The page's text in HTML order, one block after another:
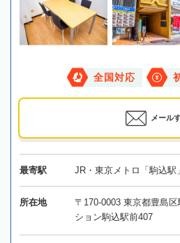
全国対応
メール
最寄駅 JR・東京メトロ「駒込駅
所在地
〒170-0003 東京都豊島
ション駒込駅前407